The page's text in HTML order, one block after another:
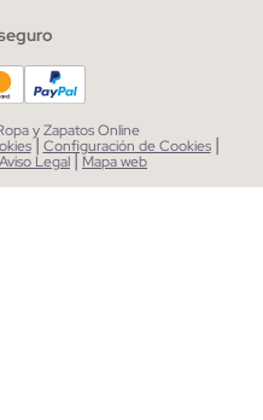
y Zapatos Online
| Configuración de Cookies |
Aviso Legal| Mapa web